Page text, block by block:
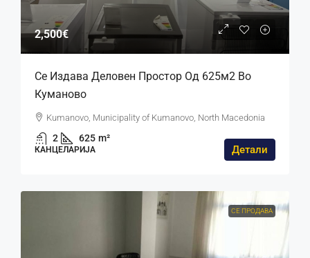
2,500€
Се Издава Деловен Простор Од 625м2 Во
Куманово
Kumanovo, Municipality of Kumanovo, North Macedonia
2 625 m²
КАНЦЕЛАРИЈА Детали
СЕ ПРОДАВА